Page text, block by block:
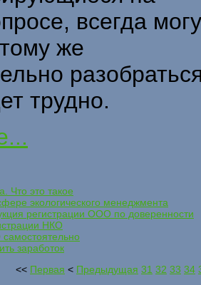
всегда
же
трудно.
Что это такое
экологического менеджмента
регистрации ООО по доверенности
НКО
заработок
<< Первая < Предыдущая 31 32 33 34